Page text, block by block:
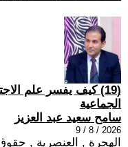
(19) كيف يفسر علم
الجماعية
سامح سعيد عبد العزيز
2026 / 8 / 9
الهجرة , العنصرية ,